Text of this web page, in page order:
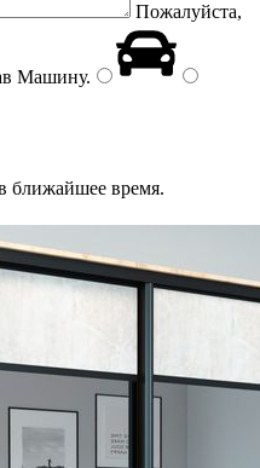
Пожалуйста,
Машину.
ближайшее время.